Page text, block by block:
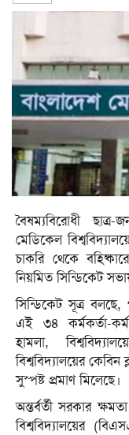
বৈষম্যবিরোধী
মেডিকেল
চাকরি থেকে
নিয়মিত সিন্ডিকেট
সিন্ডিকেট সূত্র
এই ৩৪ কর্মকর্তা-
হামলা,
বিশ্ববিদ্যালয়ের কেবিন
সুস্পষ্ট প্রমাণ মিলেছে।
অন্তর্বর্তী সরকার
বিশ্ববিদ্যালয়ের